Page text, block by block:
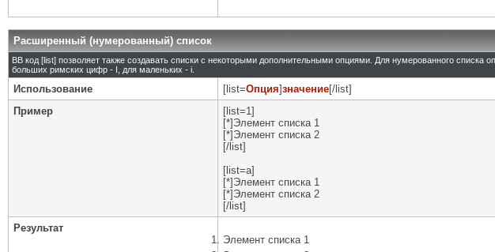
Расширенный (нумерованный) список
BB код [list] позволяет также создавать списки с некоторыми дополнительными опциями. Для нумерованного
больших римских цифр - I, для маленьких - i.
Использование [list=Опция]значение[/list]
Пример
[list=1]
[*]Элемент списка 1
[*]Элемент списка 2
[/list]
[list=a]
[*]Элемент списка 1
[*]Элемент списка 2
[/list]
Результат
Элемент списка 1